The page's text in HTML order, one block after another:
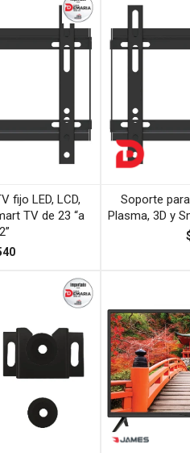
fijo LED, LCD,
TV de 23 “a
Soporte para
Plasma, 3D y